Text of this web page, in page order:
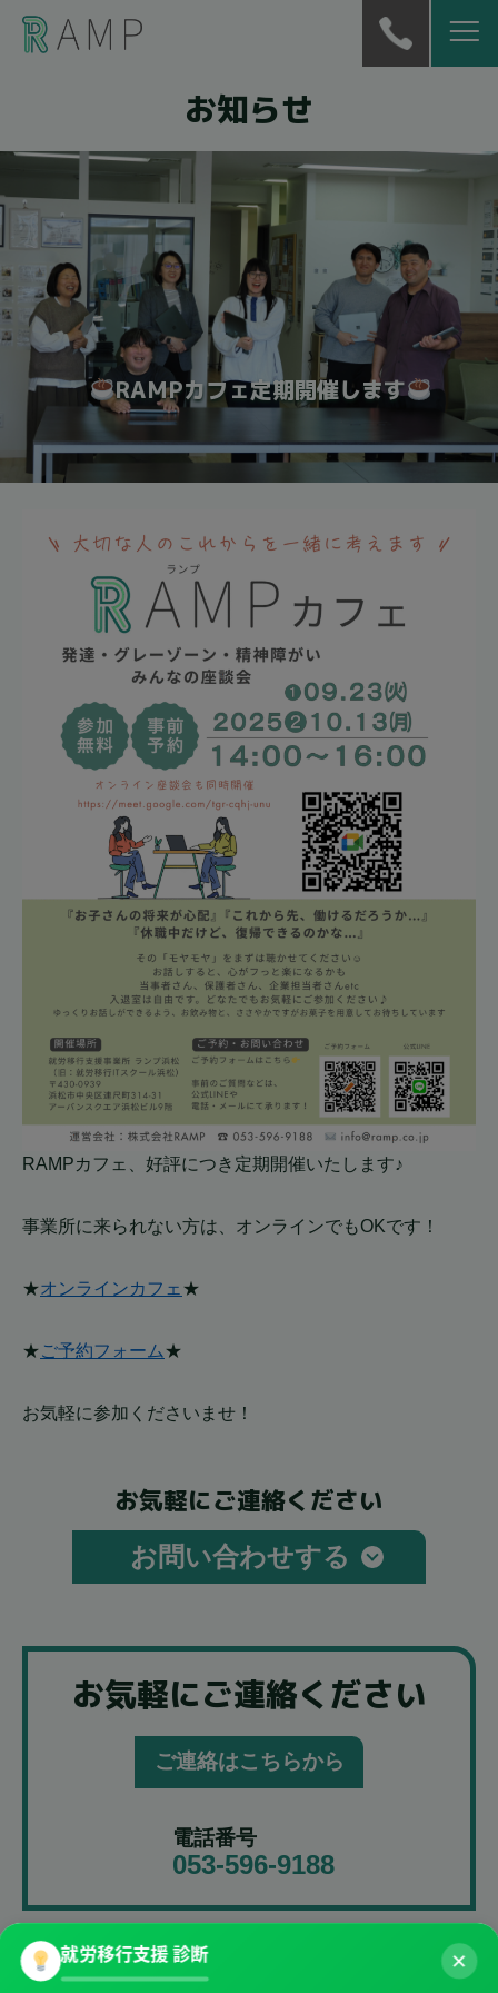
お知らせ
RAMPカフェ定期開催します
RAMPカフェ、好評につき定期開催いたします♪
事業所に来られない方は、オンラインでもOKです！
★オンラインカフェ ★
★ご予約フォーム★
お気軽に参加くださいませ！
お気軽にご連絡ください
お問い合わせする
お気軽にご連絡ください
電話番号
053-596-9188
ご連絡はこちらから
就労移行支援 診断 ✕